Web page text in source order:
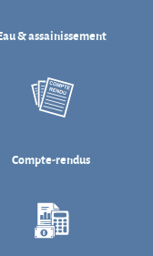
Compte-rendus
Budget